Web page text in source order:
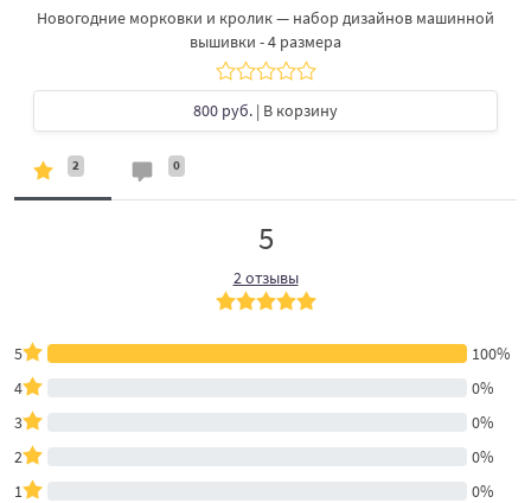
Новогодние морковки и кролик — набор дизайнов машинной
вышивки - 4 размера
800 руб. | В корзину
2 0
5
2 отзывы
5
100%
4
0%
3
0%
2
0%
1
0%